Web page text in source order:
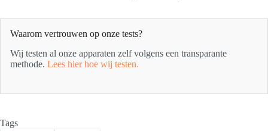
Waarom vertrouwen op onze tests?
Wij testen al onze apparaten zelf volgens een transparante
methode. Lees hier hoe wij testen.
Tags